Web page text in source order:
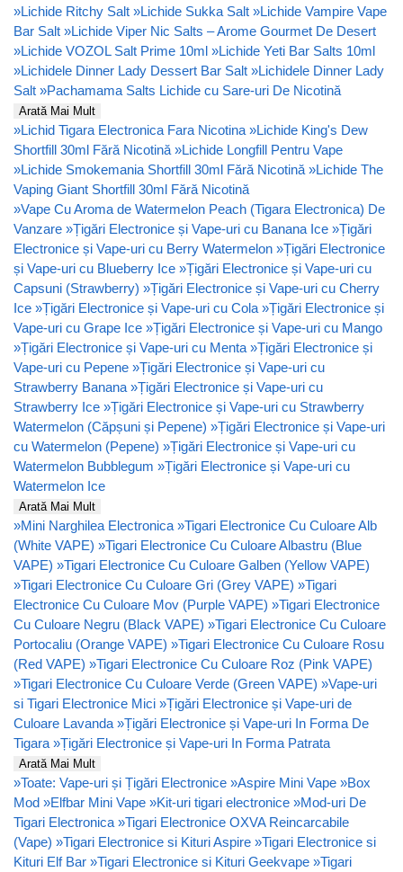
»Lichide Ritchy Salt »Lichide Sukka Salt »Lichide Vampire Vape
Bar Salt »Lichide Viper Nic Salts – Arome Gourmet De Desert
»Lichide VOZOL Salt Prime 10ml »Lichide Yeti Bar Salts 10ml
»Lichidele Dinner Lady Dessert Bar Salt »Lichidele Dinner Lady
Salt »Pachamama Salts Lichide cu Sare-uri De Nicotină
Arată Mai Mult
»Lichid Tigara Electronica Fara Nicotina »Lichide King's Dew
Shortfill 30ml Fără Nicotină »Lichide Longfill Pentru Vape
»Lichide Smokemania Shortfill 30ml Fără Nicotină »Lichide The
Vaping Giant Shortfill 30ml Fără Nicotină
»Vape Cu Aroma de Watermelon Peach (Tigara Electronica) De
Vanzare »Țigări Electronice și Vape-uri cu Banana Ice »Țigări
Electronice și Vape-uri cu Berry Watermelon »Țigări Electronice
și Vape-uri cu Blueberry Ice »Țigări Electronice și Vape-uri cu
Capsuni (Strawberry) »Țigări Electronice și Vape-uri cu Cherry
Ice »Țigări Electronice și Vape-uri cu Cola »Țigări Electronice și
Vape-uri cu Grape Ice »Țigări Electronice și Vape-uri cu Mango
»Țigări Electronice și Vape-uri cu Menta »Țigări Electronice și
Vape-uri cu Pepene »Țigări Electronice și Vape-uri cu
Strawberry Banana »Țigări Electronice și Vape-uri cu
Strawberry Ice »Țigări Electronice și Vape-uri cu Strawberry
Watermelon (Căpșuni și Pepene) »Țigări Electronice și Vape-uri
cu Watermelon (Pepene) »Țigări Electronice și Vape-uri cu
Watermelon Bubblegum »Țigări Electronice și Vape-uri cu
Watermelon Ice
Arată Mai Mult
»Mini Narghilea Electronica »Tigari Electronice Cu Culoare Alb
(White VAPE) »Tigari Electronice Cu Culoare Albastru (Blue
VAPE) »Tigari Electronice Cu Culoare Galben (Yellow VAPE)
»Tigari Electronice Cu Culoare Gri (Grey VAPE) »Tigari
Electronice Cu Culoare Mov (Purple VAPE) »Tigari Electronice
Cu Culoare Negru (Black VAPE) »Tigari Electronice Cu Culoare
Portocaliu (Orange VAPE) »Tigari Electronice Cu Culoare Rosu
(Red VAPE) »Tigari Electronice Cu Culoare Roz (Pink VAPE)
»Tigari Electronice Cu Culoare Verde (Green VAPE) »Vape-uri
si Tigari Electronice Mici »Țigări Electronice și Vape-uri de
Culoare Lavanda »Țigări Electronice și Vape-uri In Forma De
Tigara »Țigări Electronice și Vape-uri In Forma Patrata
Arată Mai Mult
»Toate: Vape-uri și Țigări Electronice »Aspire Mini Vape »Box
Mod »Elfbar Mini Vape »Kit-uri tigari electronice »Mod-uri De
Tigari Electronica »Tigari Electronice OXVA Reincarcabile
(Vape) »Tigari Electronice si Kituri Aspire »Tigari Electronice si
Kituri Elf Bar »Tigari Electronice si Kituri Geekvape »Tigari